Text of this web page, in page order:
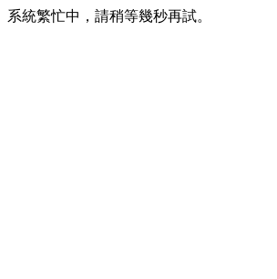
系統繁忙中，請稍等幾秒再試。